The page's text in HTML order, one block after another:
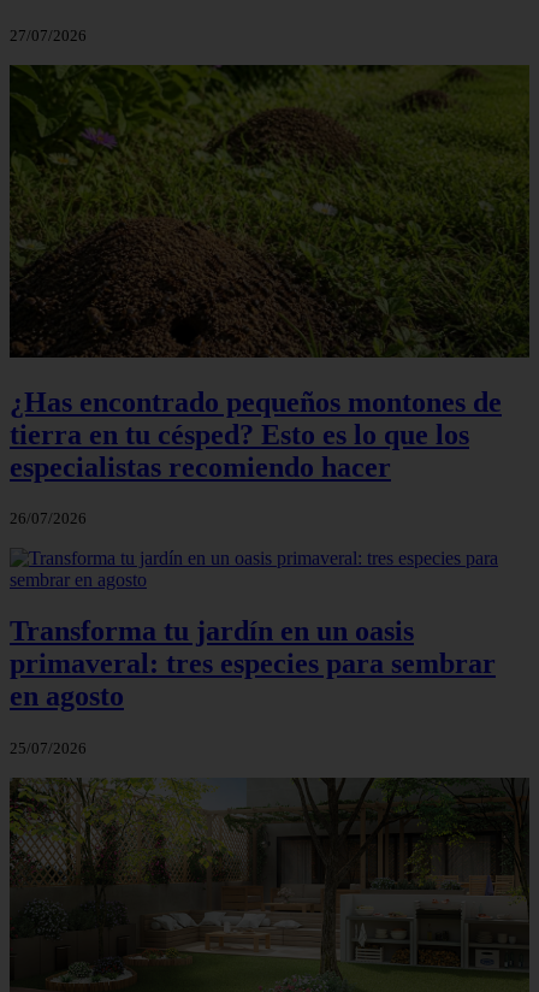
27/07/2026
¿Has encontrado pequeños montones de
tierra en tu césped? Esto es lo que los
especialistas recomiendo hacer
26/07/2026
Transforma tu jardín en un oasis
primaveral: tres especies para sembrar
en agosto
25/07/2026